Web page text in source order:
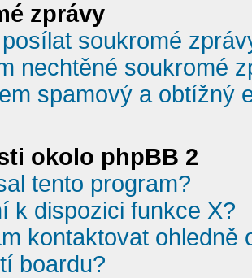
zprávy
soukromé
nechtěné soukromé
spamový a obtížný
okolo phpBB 2
tento program?
k dispozici funkce X?
kontaktovat
boardu?